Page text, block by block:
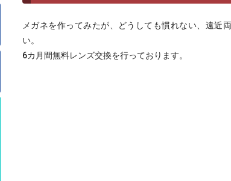
メガネを作ってみたが、どうしても慣れない、遠近
い。
6カ月間無料レンズ交換を行っております。